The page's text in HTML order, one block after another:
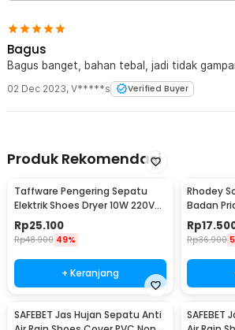
Bagus
Bagus banget, bahan tebal, jadi tidak
02 Dec 2023, V*****s Verified Buyer
Produk Rekomendasi
Taffware Pengering Sepatu
Elektrik Shoes Dryer 10W 220V
EU Plug - TPS2
Rp25.100
Rp48.900 49%
+ Keranjang
Rhodey
Badan
Size - C-
Rp
Rp36.900
SAFEBET Jas Hujan Sepatu Anti